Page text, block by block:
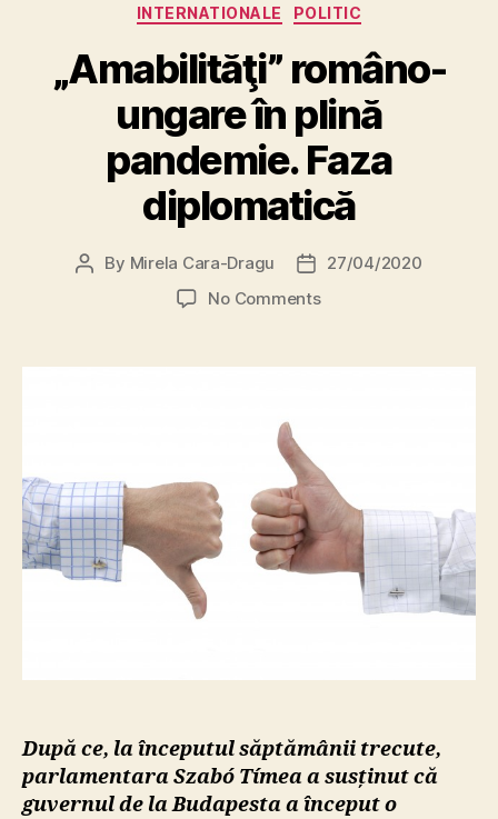
Categories
INTERNATIONALE POLITIC
„Amabilităţi” româno-
ungare în plină
pandemie. Faza
diplomatică
Post
By Mirela Cara-Dragu
Post
date
27/04/2020
No Commentson
ungare
Faza
diplomatică
După ce, la începutul săptămânii trecute,
parlamentara Szabó Tímea a susținut că
guvernul de la Budapesta a început o